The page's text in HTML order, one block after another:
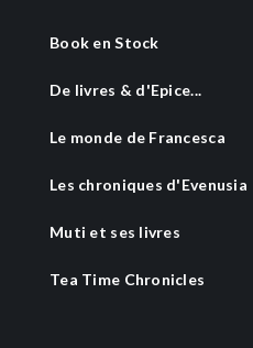
Book en Stock
De livres & d'Epice...
Le monde de Francesca
Les chroniques d'Evenusia
Muti et ses livres
Tea Time Chronicles